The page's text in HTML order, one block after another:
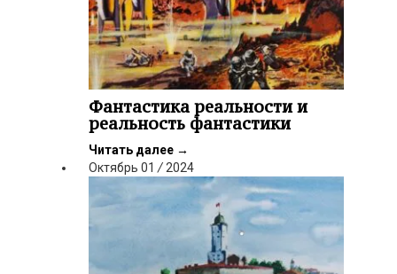
Фантастика реальности и
реальность фантастики
Читать далее →
Октябрь 01 / 2024